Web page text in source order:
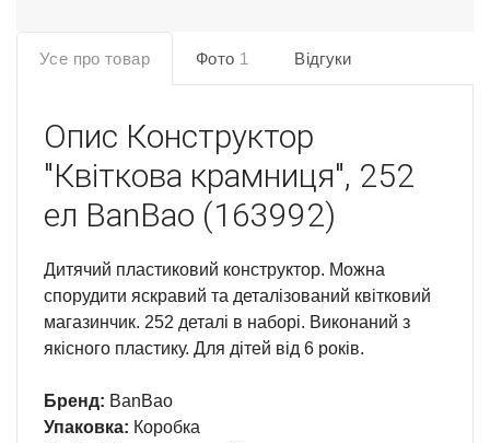
Усе про товар Фото 1 Відгуки
Опис Конструктор
"Квіткова крамниця", 252
ел BanBao (163992)
Дитячий пластиковий конструктор. Можна
спорудити яскравий та деталізований квітковий
магазинчик. 252 деталі в наборі. Виконаний з
якісного пластику. Для дітей від 6 років.
Бренд: BanBao
Упаковка: Коробка